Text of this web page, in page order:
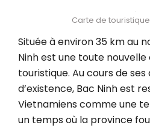
Carte de
Située à environ 35 km au
Ninh est une toute
touristique. Au cours de ses
d’existence, Bac Ninh est
Vietnamiens comme une
un temps où la province